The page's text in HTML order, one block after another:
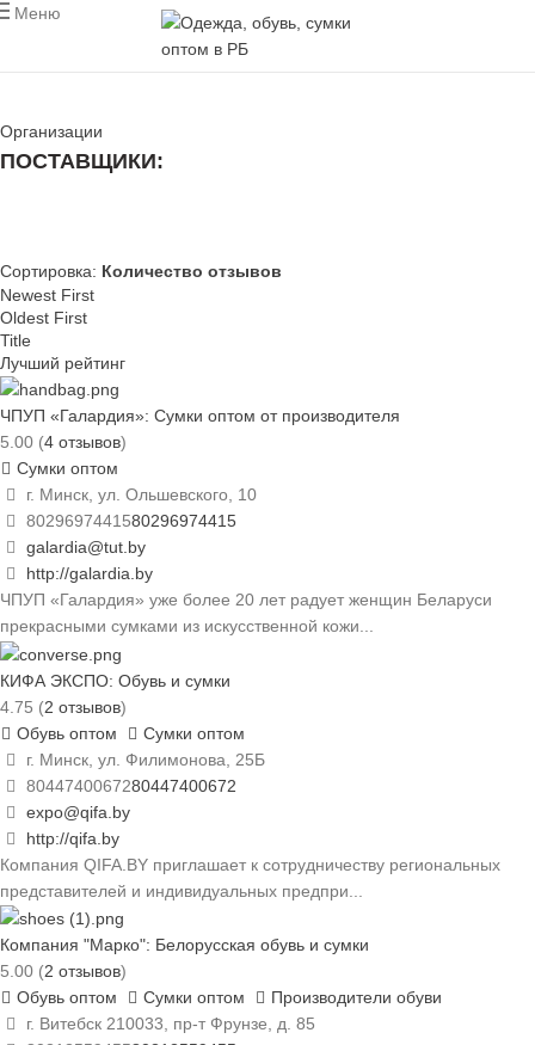
Меню
Организации
ПОСТАВЩИКИ:
Сортировка: Количество отзывов
Newest First
Oldest First
Title
Лучший рейтинг
ЧПУП «Галардия»: Сумки оптом от производителя
5.00 (4 отзывов)
Сумки оптом
г. Минск, ул. Ольшевского, 10
8029697441580296974415
galardia@tut.by
http://galardia.by
ЧПУП «Галардия» уже более 20 лет радует женщин Беларуси
прекрасными сумками из искусственной кожи...
КИФА ЭКСПО: Обувь и сумки
4.75 (2 отзывов)
Обувь оптом
Сумки оптом
г. Минск, ул. Филимонова, 25Б
8044740067280447400672
expo@qifa.by
http://qifa.by
Компания QIFA.BY приглашает к сотрудничеству региональных
представителей и индивидуальных предпри...
Компания "Марко": Белорусская обувь и сумки
5.00 (2 отзывов)
Обувь оптом
Сумки оптом
Производители обуви
г. Витебск 210033, пр-т Фрунзе, д. 85